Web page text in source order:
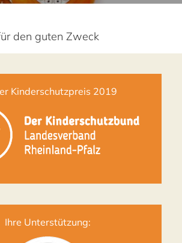
den guten Zweck
Kinderschutzpreis 2019
Ihre Unterstützung: